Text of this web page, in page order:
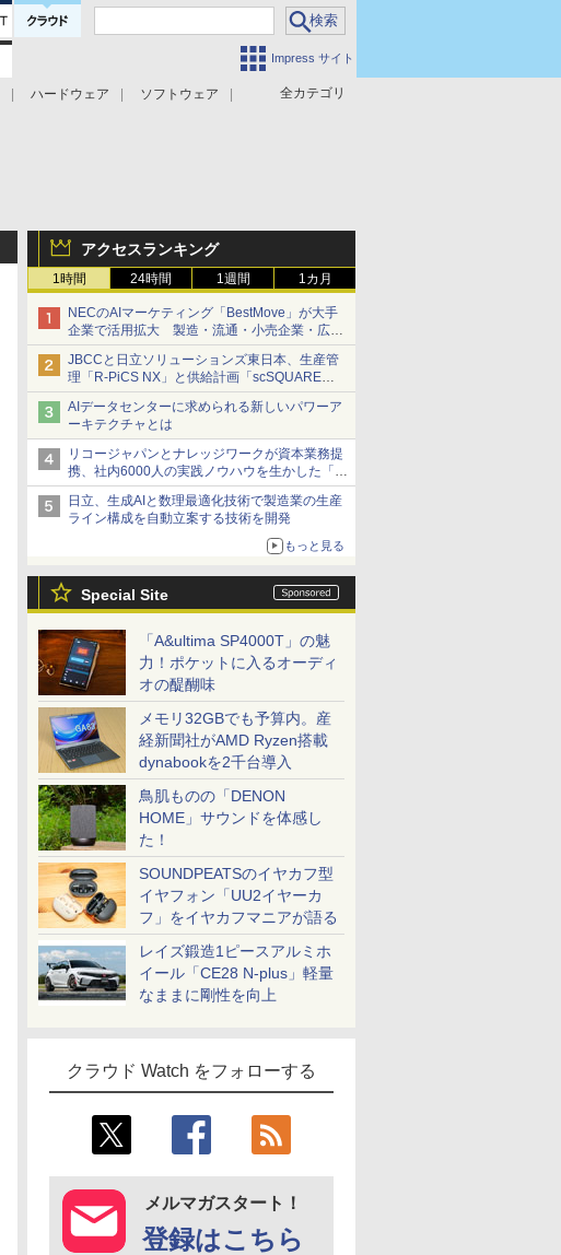
Impress サイト
全カテゴリ
ハードウェア
ソフトウェア
アクセスランキング
1時間 24時間 1週間 1カ月
NECのAIマーケティング「BestMove」が大手
企業で活用拡大 製造・流通・小売企業・広告
代理店などが実装フェーズへ
JBCCと日立ソリューションズ東日本、生産管
理「R-PiCS NX」と供給計画「scSQUARE
ISP」の連携サービスを提供開始
AIデータセンターに求められる新しいパワーア
ーキテクチャとは
リコージャパンとナレッジワークが資本業務提
携、社内6000人の実践ノウハウを生かした「AI
商談記録 for RICOH」を展開へ
日立、生成AIと数理最適化技術で製造業の生産
ライン構成を自動立案する技術を開発
もっと見る
Special Site
「A&ultima SP4000T」の魅
力！ポケットに入るオーディ
オの醍醐味
メモリ32GBでも予算内。産
経新聞社がAMD Ryzen搭載
dynabookを2千台導入
鳥肌ものの「DENON
HOME」サウンドを体感し
た！
SOUNDPEATSのイヤカフ型
イヤフォン「UU2イヤーカ
フ」をイヤカフマニアが語る
レイズ鍛造1ピースアルミホ
イール「CE28 N-plus」軽量
なままに剛性を向上
クラウド Watch をフォローする
メルマガスタート！
登録はこちら